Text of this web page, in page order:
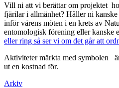
Vill ni att vi berättar om projektet
fjärilar i allmänhet? Håller ni
inför vårens möten i en krets av
entomologisk förening eller kanske
eller ring så ser vi om det går att
Aktiviteter märkta med symbolen
ut en kostnad för.
Arkiv